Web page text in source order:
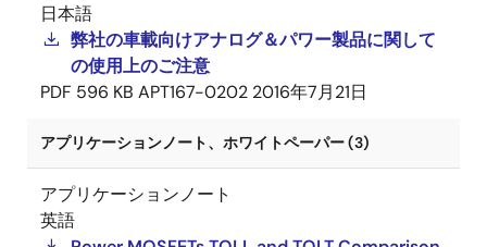
日本語
弊社の車載向けアナログ＆パワー製品に関して
の使用上のご注意
PDF 596 KB APT167-0202 2016年7月21日
アプリケーションノート、ホワイトペーパー (3)
アプリケーションノート
英語